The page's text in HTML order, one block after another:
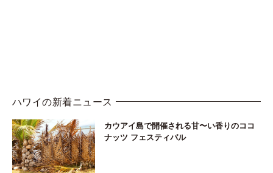
ハワイの新着ニュース
カウアイ島で開催される甘〜い香りのココ
ナッツ フェスティバル